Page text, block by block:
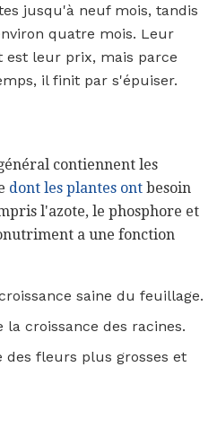
jusqu'à neuf mois, tandis
quatre mois. Leur
est leur prix, mais parce
il finit par s'épuiser.
contiennent les
dont les plantes ont besoin
l'azote, le phosphore et
a une fonction
saine du feuillage.
la croissance des racines.
des fleurs plus grosses et